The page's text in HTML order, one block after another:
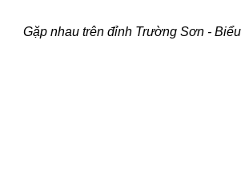
Gặp nhau trên đỉnh Trường Sơn -